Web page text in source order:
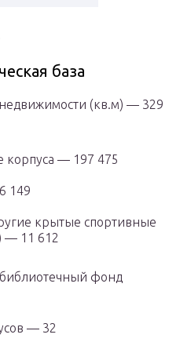
база
(кв.м) — 329
корпуса — 197 475
149
крытые спортивные
— 11 612
фонд
— 32